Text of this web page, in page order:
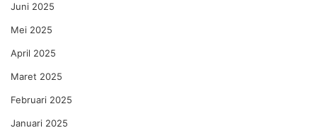
Juni 2025
Mei 2025
April 2025
Maret 2025
Februari 2025
Januari 2025